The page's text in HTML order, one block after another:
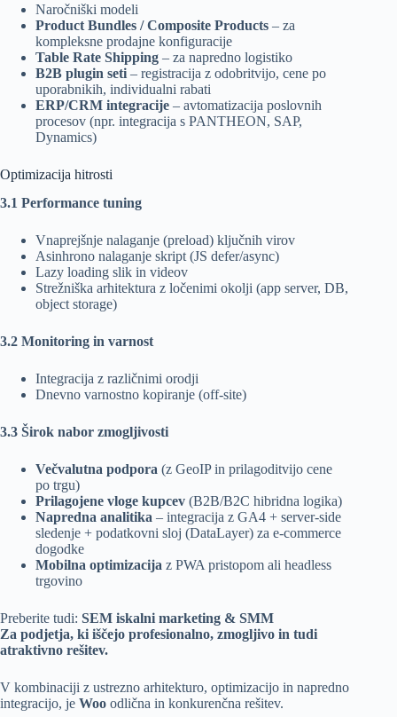
Naročniški modeli
Product Bundles / Composite Products – za
kompleksne prodajne konfiguracije
Table Rate Shipping – za napredno logistiko
B2B plugin seti – registracija z odobritvijo, cene po
uporabnikih, individualni rabati
ERP/CRM integracije – avtomatizacija poslovnih
procesov (npr. integracija s PANTHEON, SAP,
Dynamics)
Optimizacija hitrosti
3.1 Performance tuning
Vnaprejšnje nalaganje (preload) ključnih virov
Asinhrono nalaganje skript (JS defer/async)
Lazy loading slik in videov
Strežniška arhitektura z ločenimi okolji (app server, DB,
object storage)
3.2 Monitoring in varnost
Integracija z različnimi orodji
Dnevno varnostno kopiranje (off-site)
3.3 Širok nabor zmogljivosti
Večvalutna podpora (z GeoIP in prilagoditvijo cene
po trgu)
Prilagojene vloge kupcev (B2B/B2C hibridna logika)
Napredna analitika – integracija z GA4 + server-side
sledenje + podatkovni sloj (DataLayer) za e-commerce
dogodke
Mobilna optimizacija z PWA pristopom ali headless
trgovino
Preberite tudi: SEM iskalni marketing & SMM
Za podjetja, ki iščejo profesionalno, zmogljivo in tudi
atraktivno rešitev.
V kombinaciji z ustrezno arhitekturo, optimizacijo in napredno
integracijo, je Woo odlična in konkurenčna rešitev.